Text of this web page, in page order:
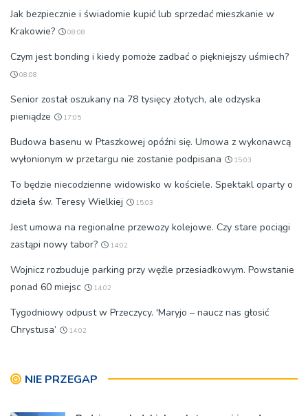
Jak bezpiecznie i świadomie kupić lub sprzedać mieszkanie w
Krakowie?
08:08
Czym jest bonding i kiedy pomoże zadbać o piękniejszy uśmiech?
08:08
Senior został oszukany na 78 tysięcy złotych, ale odzyska
pieniądze
17:05
Budowa basenu w Ptaszkowej opóźni się. Umowa z wykonawcą
wyłonionym w przetargu nie zostanie podpisana
15:03
To będzie niecodzienne widowisko w kościele. Spektakl oparty o
dzieła św. Teresy Wielkiej
15:03
Jest umowa na regionalne przewozy kolejowe. Czy stare pociągi
zastąpi nowy tabor?
14:02
Wojnicz rozbuduje parking przy węźle przesiadkowym. Powstanie
ponad 60 miejsc
14:02
Tygodniowy odpust w Przeczycy. 'Maryjo – naucz nas głosić
Chrystusa’
14:02
NIE PRZEGAP